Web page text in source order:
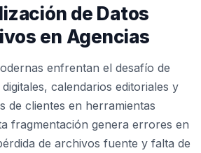
de Datos
en Agencias
enfrentan el desafío de
calendarios editoriales y
de clientes en herramientas
fragmentación genera errores en
de archivos fuente y falta de